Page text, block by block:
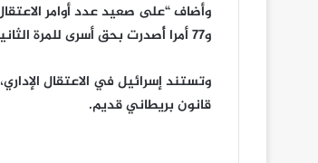
و77 أمرا أُصدرت بحق أسرى للمرة الثانية والثالثة”.
وتستند إسرائيل في الاعتقال
قانون بريطاني قديم.